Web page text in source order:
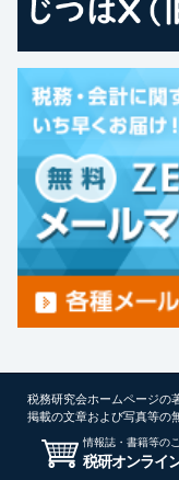
税務研究会ホームページの
掲載の文章および写真等の
情報誌・書籍等の
税研オンライ